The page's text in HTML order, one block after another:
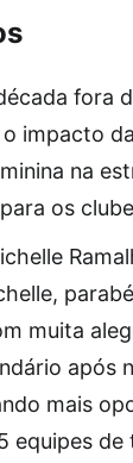
fora
impacto
na
os
muita
após
mais
equipes